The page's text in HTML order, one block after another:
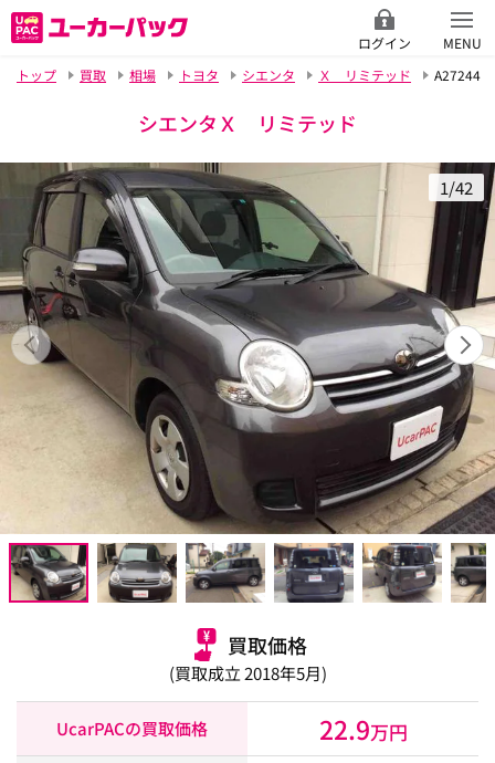
ログイン
MENU
トップ
買取 相場 トヨタ シエンタ Ｘ リミテッド A27244
シエンタＸ リミテッド
1/42
買取価格
(買取成立 2018年5月)
UcarPACの買取価格 22.9万円